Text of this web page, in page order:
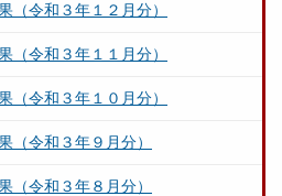
（令和３年１２月分）
（令和３年１１月分）
（令和３年１０月分）
（令和３年９月分）
（令和３年８月分）